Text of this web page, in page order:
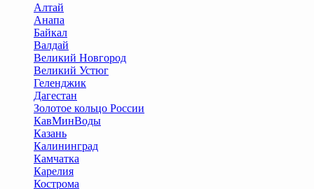
Алтай
Анапа
Байкал
Валдай
Великий Новгород
Великий Устюг
Геленджик
Дагестан
Золотое кольцо России
КавМинВоды
Казань
Калининград
Камчатка
Карелия
Кострома